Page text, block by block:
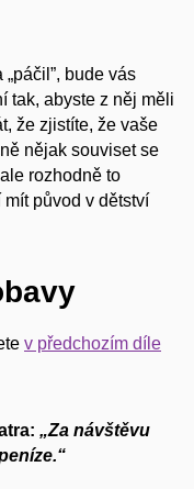
bude vás
tak, abyste z něj měli
že zjistíte, že vaše
nějak souviset se
rozhodně to
původ v dětství
v předchozím díle
„Za návštěvu